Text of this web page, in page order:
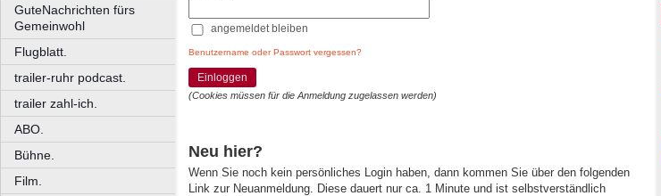
GuteNachrichten fürs
Gemeinwohl
Flugblatt.
trailer-ruhr podcast.
trailer zahl-ich.
ABO.
Bühne.
Film.
angemeldet bleiben
Benutzername oder Passwort vergessen?
Einloggen
(Cookies müssen für die Anmeldung zugelassen werden)
Neu hier?
Wenn Sie noch kein persönliches Login haben, dann kommen Sie über den folgenden
Link zur Neuanmeldung. Diese dauert nur ca. 1 Minute und ist selbstverständlich